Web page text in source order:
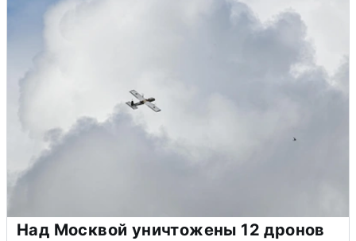
Над Москвой уничтожены 12 дронов